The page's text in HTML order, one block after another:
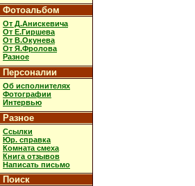
Фотоальбом
От Д.Анискевича
От Е.Гиршева
От В.Окунева
От Я.Фролова
Разное
Персоналии
Об исполнителях
Фотографии
Интервью
Разное
Ссылки
Юр. справка
Комната смеха
Книга отзывов
Написать письмо
Поиск